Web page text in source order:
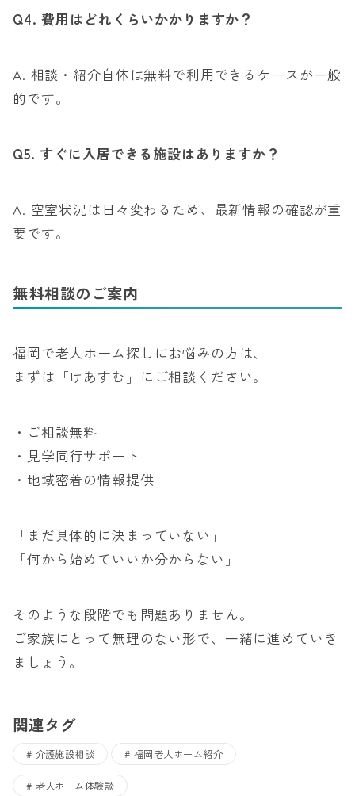
Q4.費用はどれくらいかかりますか？
A. 相談・紹介自体は無料で利用できるケースが一般
的です。
Q5. すぐに入居できる施設はありますか？
A. 空室状況は日々変わるため、最新情報の確認が重
要です。
無料相談のご案内
福岡で老人ホーム探しにお悩みの方は、
まずは「けあすむ」にご相談ください。
・ご相談無料
・見学同行サポート
・地域密着の情報提供
「まだ具体的に決まっていない」
「何から始めていいか分からない」
そのような段階でも問題ありません。
ご家族にとって無理のない形で、一緒に進めていき
ましょう。
関連タグ
介護施設相談 福岡老人ホーム紹介
老人ホーム体験談